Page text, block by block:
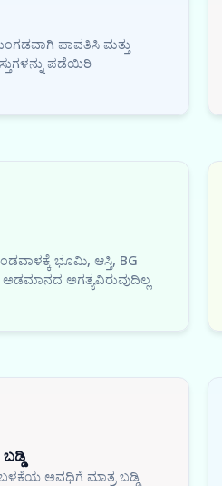
ಪಾವತಿಸಿ ಮತ್ತು
ಪಡೆಯಿರಿ
ಭೂಮಿ, ಆಸ್ತಿ, BG
ಅಗತ್ಯವಿರುವುದಿಲ್ಲ
ಅವಧಿಗೆ ಮಾತ್ರ ಬಡ್ಡಿ